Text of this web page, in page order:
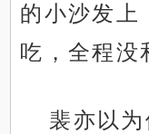
的小沙发上
吃，全程没
裴亦以